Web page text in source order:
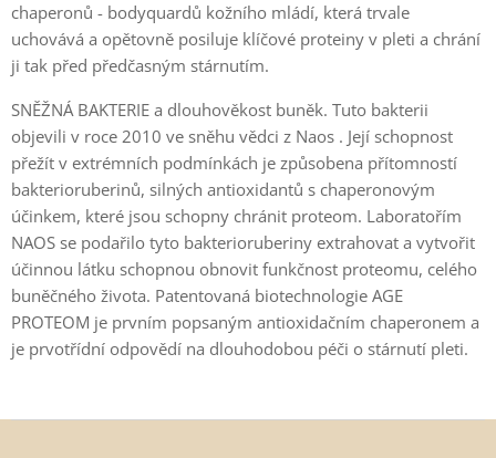
chaperonů - bodyquardů kožního mládí, která trvale
uchovává a opětovně posiluje klíčové proteiny v pleti a chrání
ji tak před předčasným stárnutím.
SNĚŽNÁ BAKTERIE a dlouhověkost buněk. Tuto bakterii
objevili v roce 2010 ve sněhu vědci z Naos . Její schopnost
přežít v extrémních podmínkách je způsobena přítomností
bakterioruberinů, silných antioxidantů s chaperonovým
účinkem, které jsou schopny chránit proteom. Laboratořím
NAOS se podařilo tyto bakterioruberiny extrahovat a vytvořit
účinnou látku schopnou obnovit funkčnost proteomu, celého
buněčného života. Patentovaná biotechnologie AGE
PROTEOM je prvním popsaným antioxidačním chaperonem a
je prvotřídní odpovědí na dlouhodobou péči o stárnutí pleti.